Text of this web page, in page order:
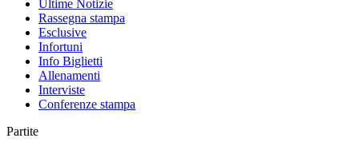
Ultime Notizie
Rassegna stampa
Esclusive
Infortuni
Info Biglietti
Allenamenti
Interviste
Conferenze stampa
Partite